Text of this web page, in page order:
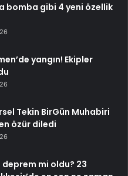
bomba gibi 4 yeni özellik
yangın! Ekipler
Tekin BirGün Muhabiri
özür diledi
deprem mi oldu? 23